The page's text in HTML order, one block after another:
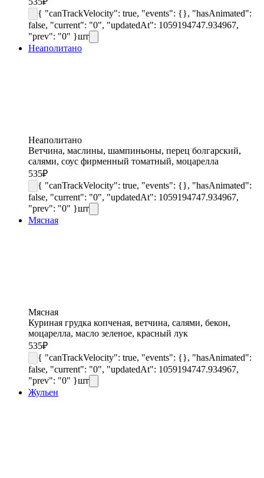
{ "canTrackVelocity": true, "events": {}, "hasAnimated":
false, "current": "0", "updatedAt": 1059194747.934967,
"prev": "0" }шт
Неаполитано
Неаполитано
Ветчина, маслины, шампиньоны, перец болгарский,
салями, соус фирменный томатный, моцарелла
535₽
{ "canTrackVelocity": true, "events": {}, "hasAnimated":
false, "current": "0", "updatedAt": 1059194747.934967,
"prev": "0" }шт
Мясная
Мясная
Куриная грудка копченая, ветчина, салями, бекон,
моцарелла, масло зеленое, красный лук
535₽
{ "canTrackVelocity": true, "events": {}, "hasAnimated":
false, "current": "0", "updatedAt": 1059194747.934967,
"prev": "0" }шт
Жульен